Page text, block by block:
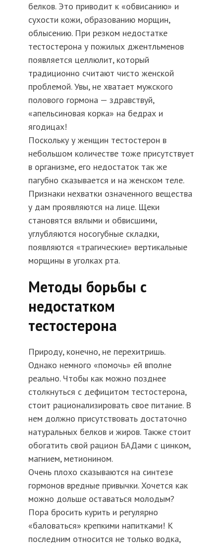
белков. Это приводит к «обвисанию» и
сухости кожи, образованию морщин,
облысению. При резком недостатке
тестостерона у пожилых джентльменов
появляется целлюлит, который
традиционно считают чисто женской
проблемой. Увы, не хватает мужского
полового гормона — здравствуй,
«апельсиновая корка» на бедрах и
ягодицах!
Поскольку у женщин тестостерон в
небольшом количестве тоже присутствует
в организме, его недостаток так же
пагубно сказывается и на женском теле.
Признаки нехватки означенного вещества
у дам проявляются на лице. Щеки
становятся вялыми и обвисшими,
углубляются носогубные складки,
появляются «трагические» вертикальные
морщины в уголках рта.
Методы борьбы с
недостатком
тестостерона
Природу, конечно, не перехитришь.
Однако немного «помочь» ей вполне
реально. Чтобы как можно позднее
столкнуться с дефицитом тестостерона,
стоит рационализировать свое питание. В
нем должно присутствовать достаточно
натуральных белков и жиров. Также стоит
обогатить свой рацион БАДами с цинком,
магнием, метионином.
Очень плохо сказываются на синтезе
гормонов вредные привычки. Хочется как
можно дольше оставаться молодым?
Пора бросить курить и регулярно
«баловаться» крепкими напитками! К
последним относится не только водка,